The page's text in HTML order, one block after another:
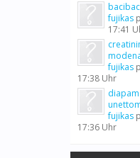
fujikas
17:41
fujikas
17:38 Uhr
fujikas
17:36 Uhr